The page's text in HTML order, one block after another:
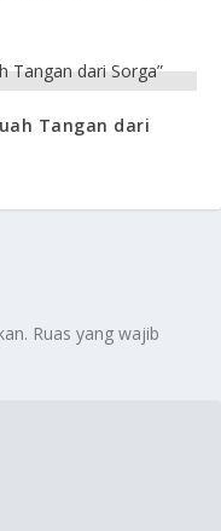
Tangan dari
Ruas yang wajib